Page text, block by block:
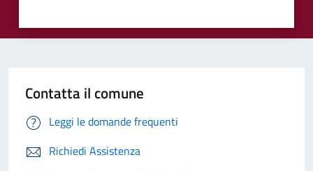
Contatta il comune
Leggi le domande frequenti
Richiedi Assistenza